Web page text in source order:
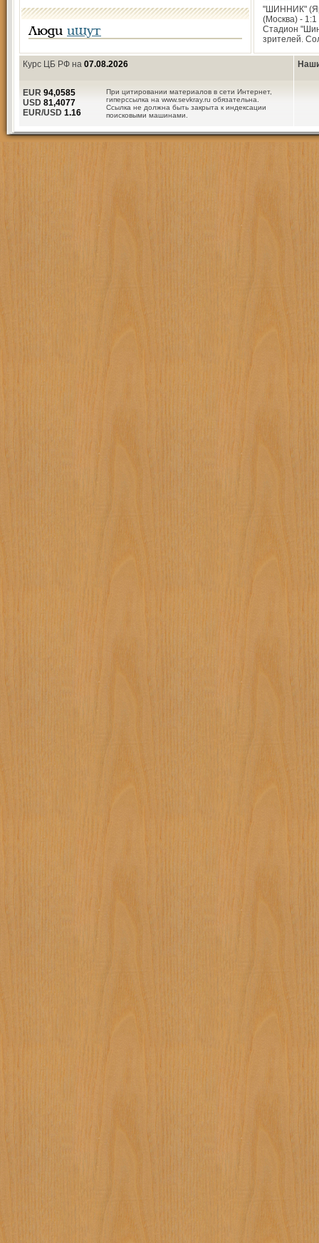
Люди ищут
"ШИННИК"
(Москва) -
Стадион
зрителей.
Курс ЦБ РФ на 07.08.2026
При цитировании материалов в сети Интернет,
гиперссылка на www.sevkray.ru обязательна.
Ссылка не должна быть закрыта к индексации
поисковыми машинами.
EUR 94,0585
USD 81,4077
EUR/USD 1.16